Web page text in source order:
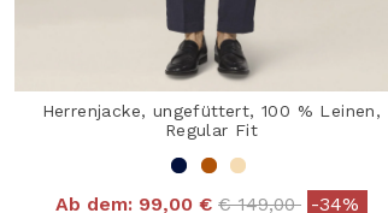
Herrenjacke, ungefüttert, 100 % Leinen,
Regular Fit
Ab dem: 99,00 € Price reduced from
€ 149,00to-34%